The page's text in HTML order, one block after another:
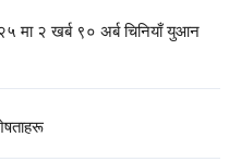
मा २ खर्ब ९० अर्ब चिनियाँ युआन